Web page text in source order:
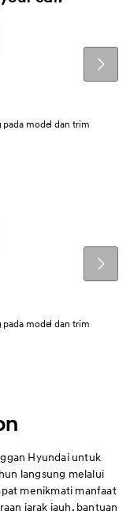
pada model dan trim
pada model dan trim
Hyundai untuk
langsung melalui
menikmati manfaat
jarak jauh, bantuan